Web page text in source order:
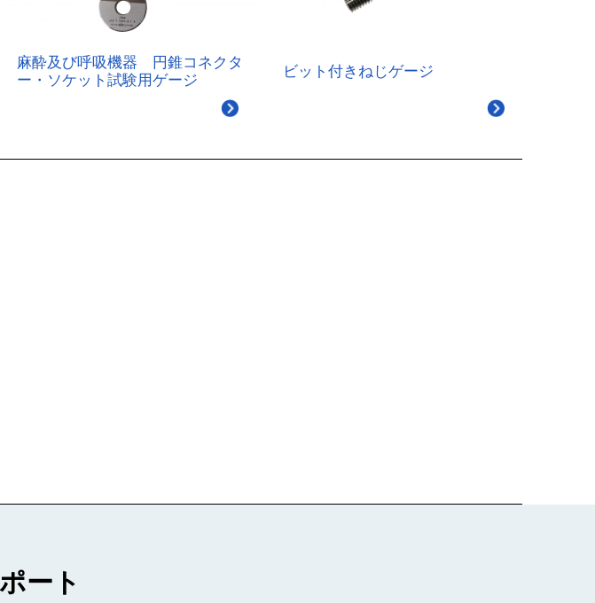
麻酔及び呼吸機器 円錐コネクタ
ー・ソケット試験用ゲージ
ビット付きねじゲージ
ート